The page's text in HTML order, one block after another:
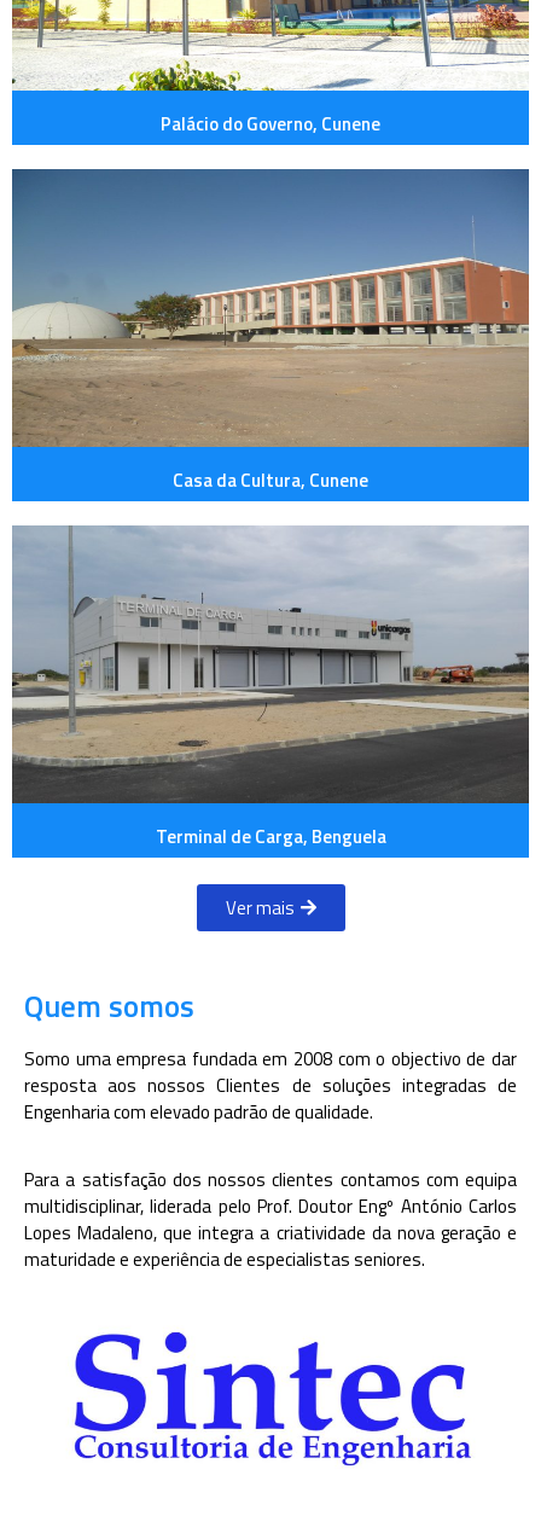
Palácio do Governo, Cunene
Casa da Cultura, Cunene
Terminal de Carga, Benguela
Ver mais
Quem somos
Somo uma empresa fundada em 2008 com o objectivo de dar
resposta aos nossos Clientes de soluções integradas de
Engenharia com elevado padrão de qualidade.
Para a satisfação dos nossos clientes contamos com equipa
multidisciplinar, liderada pelo Prof. Doutor Engº António Carlos
Lopes Madaleno, que integra a criatividade da nova geração e
maturidade e experiência de especialistas seniores.